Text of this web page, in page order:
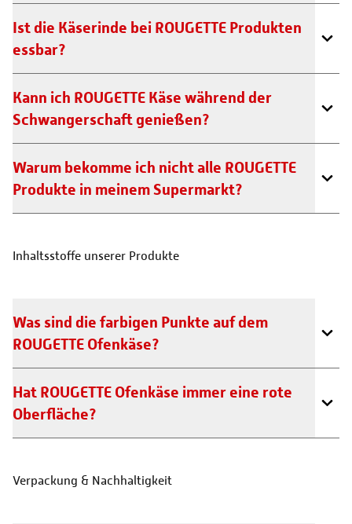
Ist die Käserinde bei ROUGETTE Produkten
essbar?
Kann ich ROUGETTE Käse während der
Schwangerschaft genießen?
Warum bekomme ich nicht alle ROUGETTE
Produkte in meinem Supermarkt?
Inhaltsstoffe unserer Produkte
Was sind die farbigen Punkte auf dem
ROUGETTE Ofenkäse?
Hat ROUGETTE Ofenkäse immer eine rote
Oberfläche?
Verpackung & Nachhaltigkeit